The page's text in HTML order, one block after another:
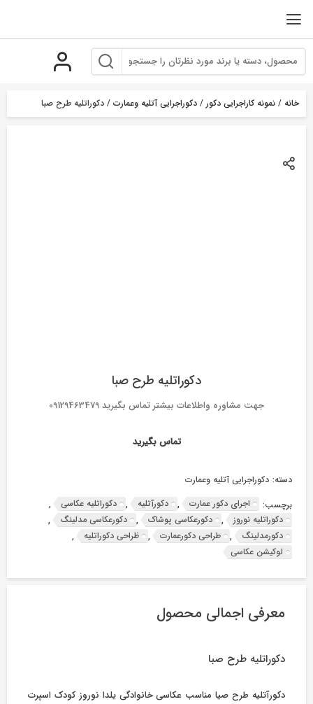
خانه / نمونه کاراجرایی دکور / دکوراجرایی آتلیه وعمارت / دکوراتلیه طرح صبا
دکوراتلیه طرح صبا
جهت مشاوره واطلاعات بیشتر تماس بگیرید 09129463479
تماس بگیرید
دسته: دکوراجرایی آتلیه وعمارت
برچسب:
اجرای دکور عمارت , دکورآتلیه , دکوراتلیه عکاسی
,
دکوراتلیه نوروز
, دکورعکاسی پوشاک , دکورعکاسی مدلینگ
,
دکورمدلینگ
, طراحی دکورعمارت , ظراحی دکوراتلیه
,
لوکیشن عکاسی
معرفی اجمالی محصول
دکوراتلیه طرح صبا
دکورآتلیه طرح صیا مناسب عکاسی خانوادگی یلدا نوروز کودک اسپرت